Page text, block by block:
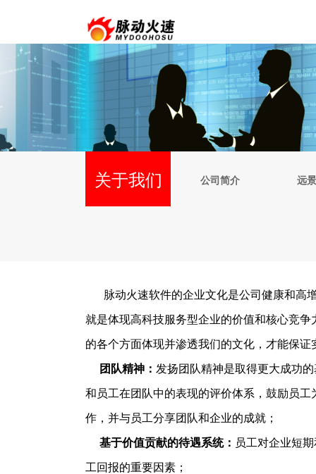
关于我们 公司简介 远
脉动火速软件的企业文化是公司健康和高
就是体现高科技服务型企业的价值和核心竞
的各个方面体现并渗透我们的文化，才能保
团队精神： 发扬团队精神是取得更大成功
和员工在团队中的表现的评价体系，鼓励员工
作，并与员工分享团队和企业的成就；
基于价值贡献的待遇系统： 员工对企业短
工回报的重要因素；